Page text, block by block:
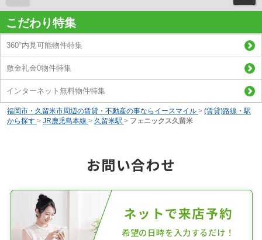
こだわり特集
360°内見可能物件特集
敷金礼金0物件特集
インターネット無料物件特集
福岡市・久留米市周辺の賃貸・不動産の事ならイースマイル > (賃貸)路線・駅
から探す > JR鹿児島本線 > 久留米駅 > フェニックス久留米
お問い合わせ
ネットで来店予約
希望の日時を入力するだけ！